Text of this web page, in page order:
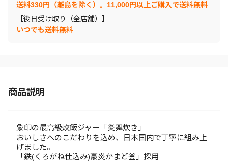
送料330円（離島を除く）。11,000円以上ご購入で送料無料
【後日受け取り（全店舗）】
いつでも送料無料
商品説明
象印の最高級炊飯ジャー「炎舞炊き」
おいしさへのこだわりを込め、日本国内で丁寧に組み上
げました。
「鉄(くろがね仕込み)豪炎かまど釜」採用